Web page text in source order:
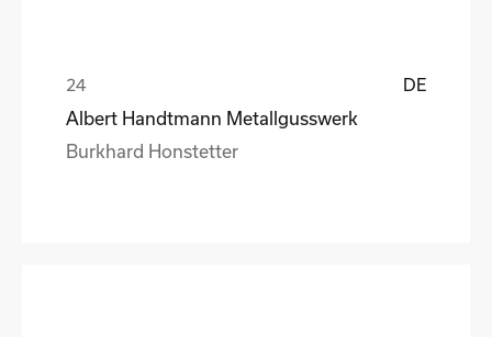
DE
Albert Handtmann Metallgusswerk
Burkhard Honstetter